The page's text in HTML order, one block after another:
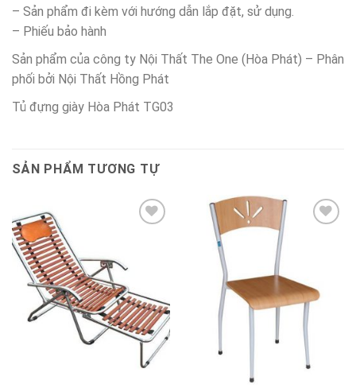
– Sản phẩm đi kèm với hướng dẫn lắp đặt, sử dụng.
– Phiếu bảo hành
Sản phẩm của công ty Nội Thất The One (Hòa Phát) – Phân
phối bởi Nội Thất Hồng Phát
Tủ đựng giày Hòa Phát TG03
SẢN PHẨM TƯƠNG TỰ
Thêm
Thêm